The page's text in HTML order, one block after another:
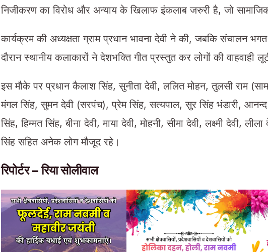
निजीकरण का विरोध और अन्याय के खिलाफ इंकलाब जरुरी है, जो
कार्यक्रम की अध्यक्षता ग्राम प्रधान भावना देवी ने की, जबकि संचालन भगत
दौरान स्थानीय कलाकारों ने देशभक्ति गीत प्रस्तुत कर लोगों की वाहवाही
इस मौके पर प्रधान कैलाश सिंह, सुनीता देवी, ललित मोहन, तुलसी राम
मंगल सिंह, सुमन देवी (सरपंच), प्रेम सिंह, सत्यपाल, सुर सिंह भंडारी,
सिंह, हिम्मत सिंह, बीना देवी, माया देवी, मोहनी, सीमा देवी, लक्ष्मी देवी,
सिंह सहित अनेक लोग मौजूद रहे।
रिपोर्टर – रिया सोलीवाल